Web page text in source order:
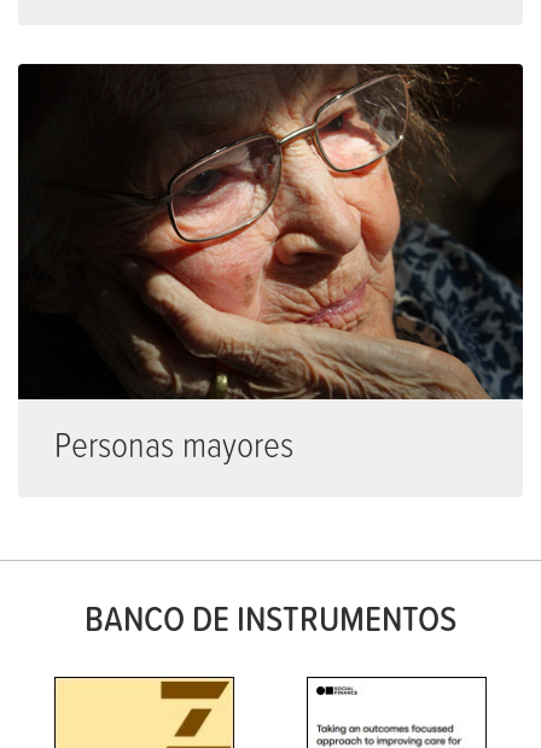
Personas mayores
BANCO DE INSTRUMENTOS